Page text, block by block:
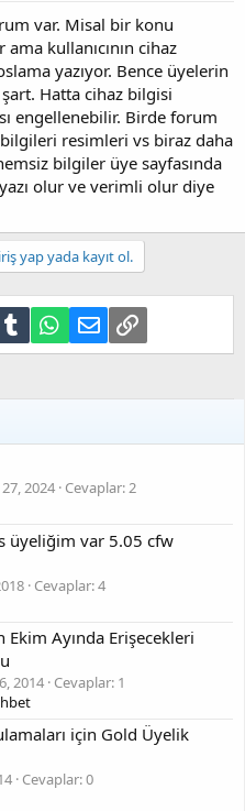
var. Misal bir konu
kullanıcının cihaz
yazıyor. Bence üyelerin
Hatta cihaz bilgisi
engellenebilir. Birde forum
resimleri vs biraz daha
bilgiler üye sayfasında
olur ve verimli olur diye
yap yada kayıt ol.
Tumblr WhatsApp
E-postaLink
2024 Cevaplar: 2
üyeliğim var 5.05 cfw
Cevaplar: 4
Ayında Erişecekleri
2014 Cevaplar: 1
için Gold Üyelik
Cevaplar: 0